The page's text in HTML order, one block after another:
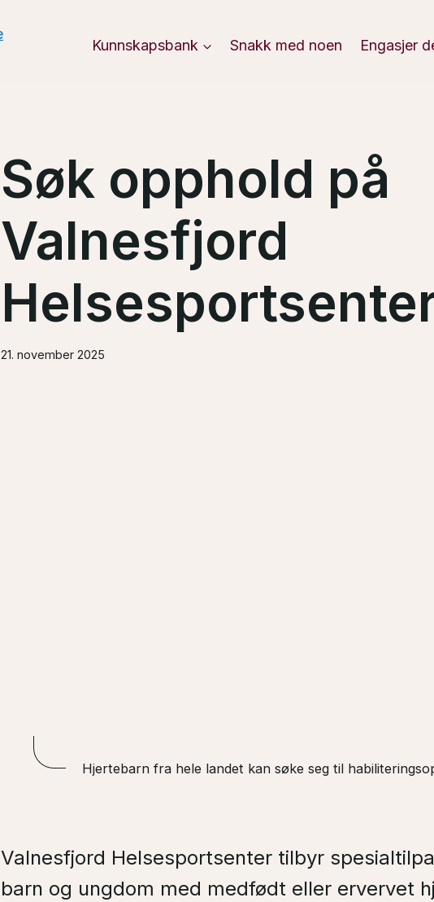
Kunnskapsbank Snakk med noen Engasjer
Søk opphold på
Valnesfjord
21. november 2025
Hjertebarn fra hele landet kan søke seg til
Valnesfjord Helsesportsenter tilbyr
barn og ungdom med medfødt eller ervervet